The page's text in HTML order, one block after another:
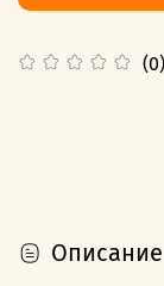
(0)
Описание